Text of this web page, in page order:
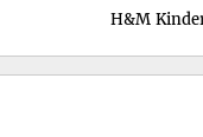
H&M